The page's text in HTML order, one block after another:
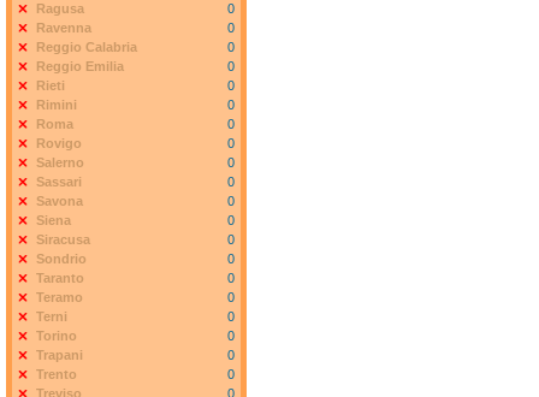
Ragusa
0
Ravenna
0
Reggio Calabria
0
Reggio Emilia
0
Rieti
0
Rimini
0
Roma
0
Rovigo
0
Salerno
0
Sassari
0
Savona
0
Siena
0
Siracusa
0
Sondrio
0
Taranto
0
Teramo
0
Terni
0
Torino
0
Trapani
0
Trento
0
Treviso
0